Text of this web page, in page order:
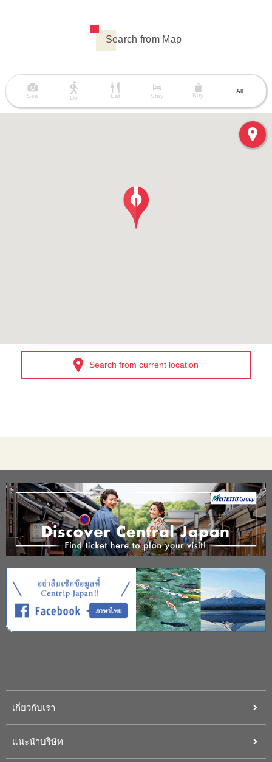
Search from Map
See Do Eat Stay Buy
All
Search from current location
เกี่ยวกับเรา
แนะนำบริษัท